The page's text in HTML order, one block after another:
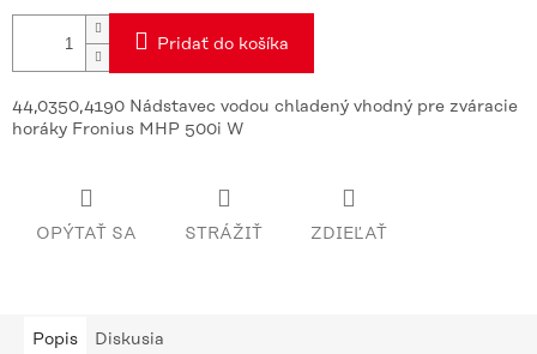
Pridať do košíka
44,0350,4190 Nádstavec vodou chladený vhodný pre zváracie
horáky Fronius MHP 500i W
OPÝTAŤ SA STRÁŽIŤ ZDIEĽAŤ
Popis Diskusia